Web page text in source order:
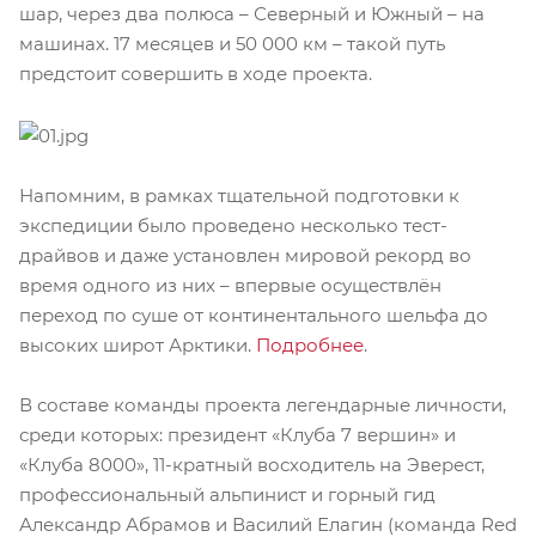
шар, через два полюса – Северный и Южный – на
машинах. 17 месяцев и 50 000 км – такой путь
предстоит совершить в ходе проекта.
Напомним, в рамках тщательной подготовки к
экспедиции было проведено несколько тест-
драйвов и даже установлен мировой рекорд во
время одного из них – впервые осуществлён
переход по суше от континентального шельфа до
высоких широт Арктики. Подробнее.
В составе команды проекта легендарные личности,
среди которых: президент «Клуба 7 вершин» и
«Клуба 8000», 11-кратный восходитель на Эверест,
профессиональный альпинист и горный гид
Александр Абрамов и Василий Елагин (команда Red